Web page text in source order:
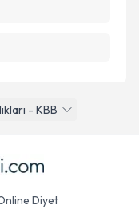
- KBB
Diyet